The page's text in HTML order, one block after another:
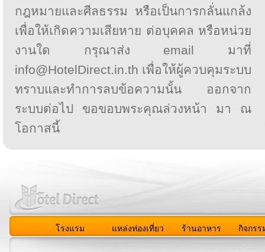
กฎหมายและศีลธรรม หรือเป็นการกลั่นแกล้ง
เพื่อให้เกิดความเสียหาย ต่อบุคคล หรือหน่วย
งานใด กรุณาส่ง email มาที่
info@HotelDirect.in.th เพื่อให้ผู้ควบคุมระบบ
ทราบและทำการลบข้อความนั้น ออกจาก
ระบบต่อไป ขอขอบพระคุณล่วงหน้า มา ณ
โอกาสนี้
โรงแรม แหล่งท่องเที่ยว ร้านอาหาร กิจกรร